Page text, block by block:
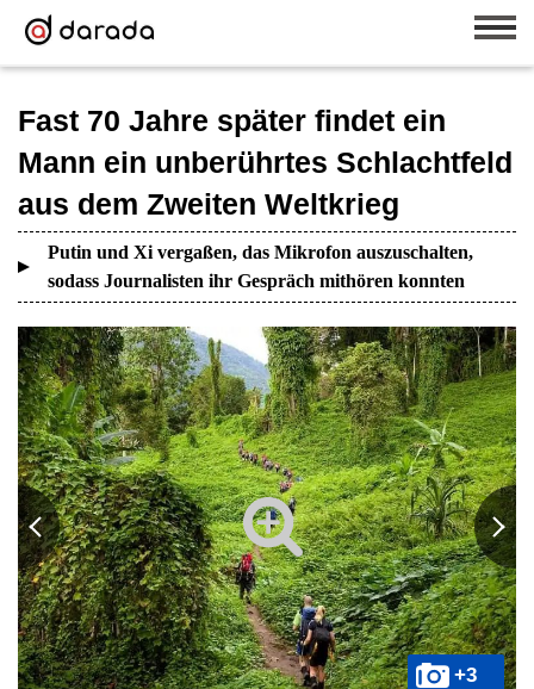
Fast 70 Jahre später findet ein
Mann ein unberührtes Schlachtfeld
aus dem Zweiten Weltkrieg
Putin und Xi vergaßen, das Mikrofon auszuschalten,
sodass Journalisten ihr Gespräch mithören konnten
+3